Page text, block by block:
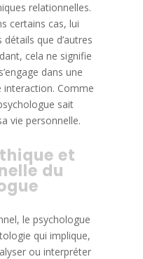
relationnelles.
certains cas, lui
que d’autres
cela ne signifie
dans une
interaction. Comme
sait
vie personnelle.
et
du
le psychologue
qui implique,
ou interpréter